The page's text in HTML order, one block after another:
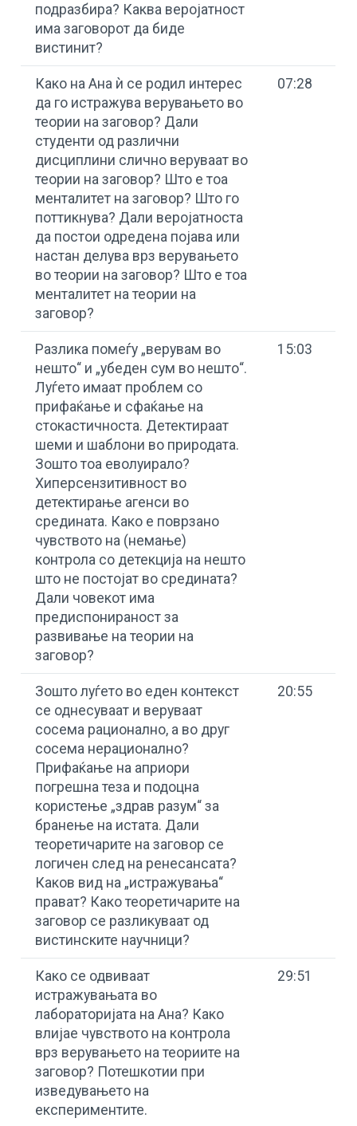
подразбира? Каква веројатност
има заговорот да биде
вистинит?
Како на Ана ѝ се родил интерес
да го истражува верувањето во
теории на заговор? Дали
студенти од различни
дисциплини слично веруваат во
теории на заговор? Што е тоа
менталитет на заговор? Што го
поттикнува? Дали веројатноста
да постои одредена појава или
настан делува врз верувањето
во теории на заговор? Што е тоа
менталитет на теории на
заговор?
07:28
Разлика помеѓу „верувам во
нешто“ и „убеден сум во нешто“.
Луѓето имаат проблем со
прифаќање и сфаќање на
стокастичноста. Детектираат
шеми и шаблони во природата.
Зошто тоа еволуирало?
Хиперсензитивност во
детектирање агенси во
средината. Како е поврзано
чувството на (немање)
контрола со детекција на нешто
што не постојат во средината?
Дали човекот има
предиспонираност за
развивање на теории на
заговор?
15:03
Зошто луѓето во еден контекст
се однесуваат и веруваат
сосема рационално, а во друг
сосема нерационално?
Прифаќање на априори
погрешна теза и подоцна
користење „здрав разум“ за
бранење на истата. Дали
теоретичарите на заговор се
логичен след на ренесансата?
Каков вид на „истражувања“
прават? Како теоретичарите на
заговор се разликуваат од
вистинските научници?
20:55
Како се одвиваат
истражувањата во
лабораторијата на Ана? Како
влијае чувството на контрола
врз верувањето на теориите на
заговор? Потешкотии при
изведувањето на
експериментите.
29:51